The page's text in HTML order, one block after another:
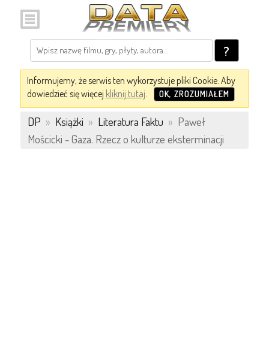
?
Informujemy, że serwis ten wykorzystuje pliki Cookie. Aby
dowiedzieć się więcej kliknij tutaj. OK, ZROZUMIAŁEM
DP » Książki » Literatura Faktu » Paweł
Mościcki - Gaza. Rzecz o kulturze eksterminacji